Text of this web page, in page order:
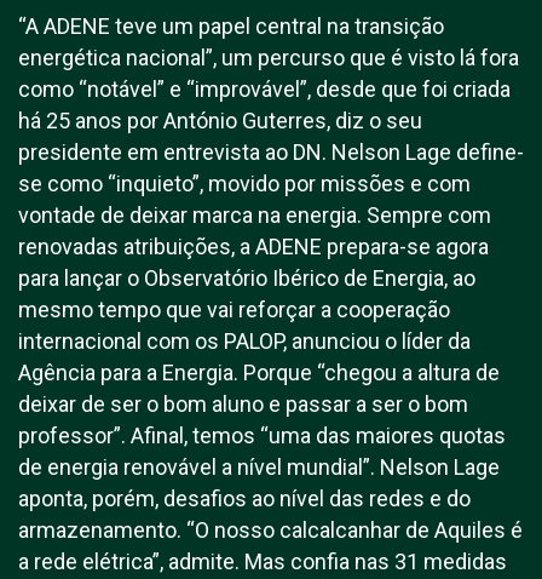
“A ADENE teve um papel central na transição
energética nacional”, um percurso que é visto lá fora
como “notável” e “improvável”, desde que foi criada
há 25 anos por António Guterres, diz o seu
presidente em entrevista ao DN. Nelson Lage define-
se como “inquieto”, movido por missões e com
vontade de deixar marca na energia. Sempre com
renovadas atribuições, a ADENE prepara-se agora
para lançar o Observatório Ibérico de Energia, ao
mesmo tempo que vai reforçar a cooperação
internacional com os PALOP, anunciou o líder da
Agência para a Energia. Porque “chegou a altura de
deixar de ser o bom aluno e passar a ser o bom
professor”. Afinal, temos “uma das maiores quotas
de energia renovável a nível mundial”. Nelson Lage
aponta, porém, desafios ao nível das redes e do
armazenamento. “O nosso calcalcanhar de Aquiles é
a rede elétrica”, admite. Mas confia nas 31 medidas